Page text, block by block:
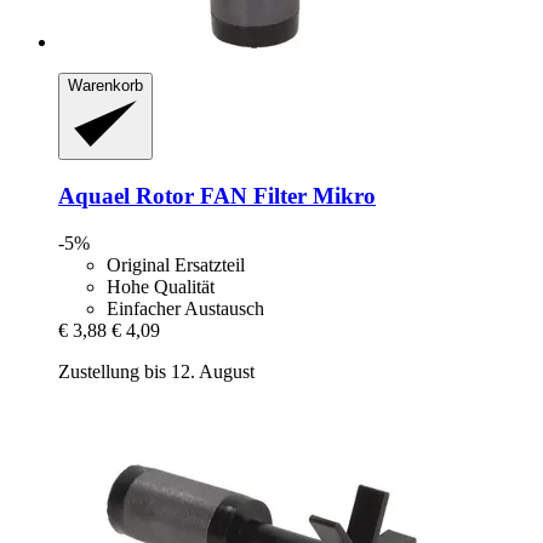
Warenkorb
Aquael Rotor FAN Filter Mikro
-5%
Original Ersatzteil
Hohe Qualität
Einfacher Austausch
€ 3,88 € 4,09
Zustellung bis 12. August